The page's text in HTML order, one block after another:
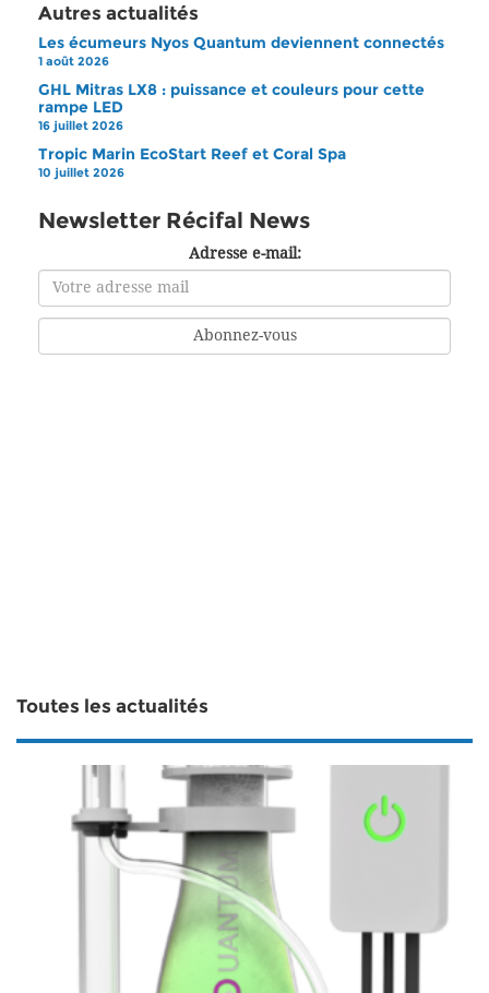
Autres actualités
Les écumeurs Nyos Quantum deviennent connectés
1 août 2026
GHL Mitras LX8 : puissance et couleurs pour cette
rampe LED
16 juillet 2026
Tropic Marin EcoStart Reef et Coral Spa
10 juillet 2026
Newsletter Récifal News
Adresse e-mail:
Toutes les actualités